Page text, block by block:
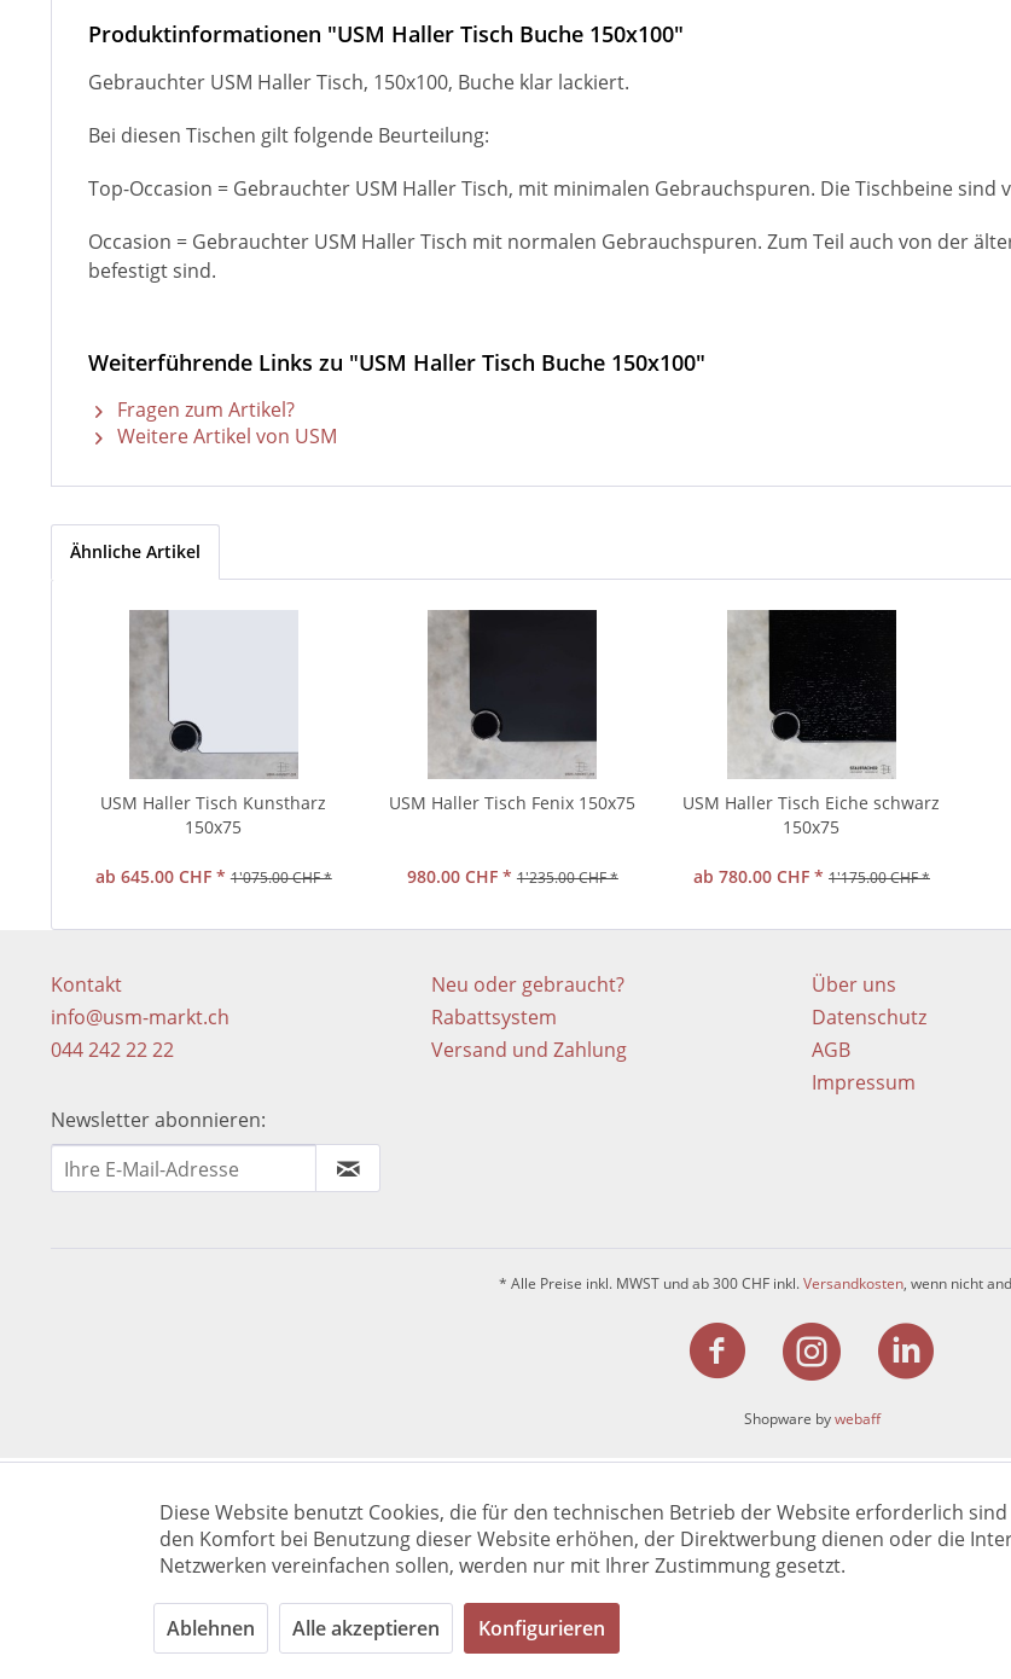
Produktinformationen "USM Haller Tisch Buche 150x100"
Gebrauchter USM Haller Tisch, 150x100, Buche klar lackiert.
Bei diesen Tischen gilt folgende Beurteilung:
Top-Occasion = Gebrauchter USM Haller Tisch, mit minimalen Gebrauchspuren. Die Tischbeine
Occasion = Gebrauchter USM Haller Tisch mit normalen Gebrauchspuren. Zum Teil auch von der
befestigt sind.
Weiterführende Links zu "USM Haller Tisch Buche 150x100"
Fragen zum Artikel?
Weitere Artikel von USM
Ähnliche Artikel
USM Haller Tisch Kunstharz
150x75
ab 645.00 CHF * 1'075.00 CHF *
USM Haller Tisch Fenix 150x75
980.00 CHF * 1'235.00 CHF *
USM Haller Tisch Eiche schwarz
150x75
ab 780.00 CHF * 1'175.00 CHF *
Kontakt
info@usm-markt.ch
044 242 22 22
Newsletter abonnieren:
Neu oder gebraucht?
Rabattsystem
Versand und Zahlung
Über uns
Datenschutz
AGB
Impressum
* Alle Preise inkl. MWST und ab 300 CHF inkl.Versandkosten, wenn nicht
Shopware bywebaff
Diese Website benutzt Cookies, die für den technischen Betrieb der Website erforderlich
den Komfort bei Benutzung dieser Website erhöhen, der Direktwerbung dienen oder die
Netzwerken vereinfachen sollen, werden nur mit Ihrer Zustimmung gesetzt.
Ablehnen Alle akzeptieren Konfigurieren